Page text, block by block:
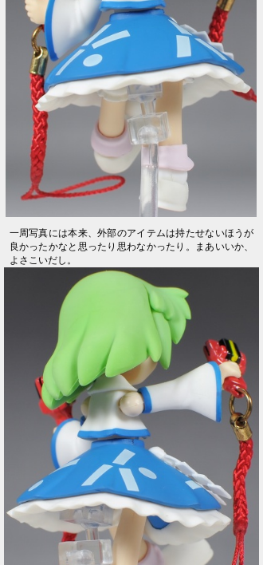
一周写真には本来、外部のアイテムは持たせないほうが
良かったかなと思ったり思わなかったり。まあいいか、
よさこいだし。